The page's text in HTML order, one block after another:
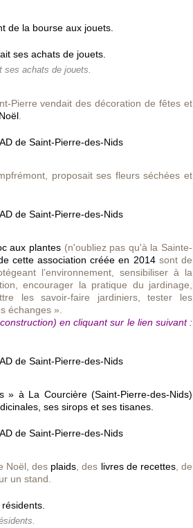
de la bourse aux jouets.
ses achats de jouets.
Pierre vendait des décoration de fêtes et
proposait ses fleurs séchées et
aux plantes(n'oubliez pas qu'à la Sainte-
cette association créée en 2014sont de
l’environnement, sensibiliser à la
encourager la pratique du jardinage,
les savoir-faire jardiniers, tester les
échanges ».
en cliquant sur le lien suivant :
» à La Courcière (Saint-Pierre-des-Nids)
ses sirops et ses tisanes.
Noël, des plaids , des livres de recettes, de
un stand.